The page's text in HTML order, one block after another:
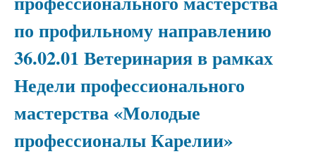
по профильному направлению
36.02.01 Ветеринария в рамках
Недели профессионального
мастерства «Молодые
профессионалы Карелии»